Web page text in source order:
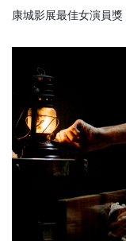
康城影展最佳女演員獎